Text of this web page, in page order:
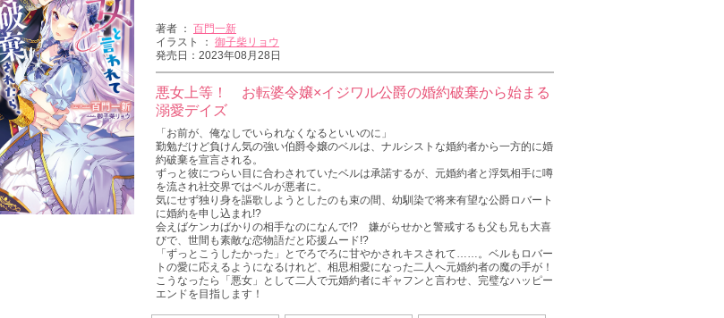
著者 ： 百門一新
イラスト ： 御子柴リョウ
発売日：2023年08月28日
悪女上等！ お転婆令嬢×イジワル公爵の婚約破棄から始まる
溺愛デイズ
「お前が、俺なしでいられなくなるといいのに」
勤勉だけど負けん気の強い伯爵令嬢のベルは、ナルシストな婚約者から一方的に婚
約破棄を宣言される。
ずっと彼につらい目に合わされていたベルは承諾するが、元婚約者と浮気相手に噂
を流され社交界ではベルが悪者に。
気にせず独り身を謳歌しようとしたのも束の間、幼馴染で将来有望な公爵ロバート
に婚約を申し込まれ!?
会えばケンカばかりの相手なのになんで!? 嫌がらせかと警戒するも父も兄も大喜
びで、世間も素敵な恋物語だと応援ムード!?
「ずっとこうしたかった」とでろでろに甘やかされキスされて……。ベルもロバー
トの愛に応えるようになるけれど、相思相愛になった二人へ元婚約者の魔の手が！
こうなったら「悪女」として二人で元婚約者にギャフンと言わせ、完璧なハッピー
エンドを目指します！